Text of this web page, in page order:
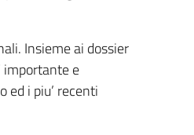
Insieme ai dossier
importante e
ed i piu’ recenti